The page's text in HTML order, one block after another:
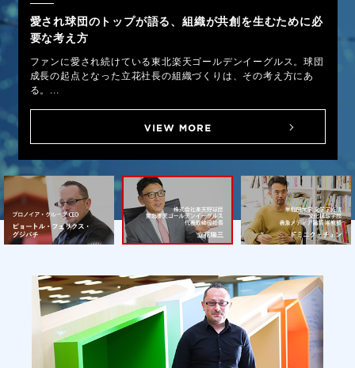
愛され球団のトップが語る、組織が共創を生むために必
要な考え方
ファンに愛され続けている東北楽天ゴールデンイーグルス。球団
成長の起点となった立花社長の組織づくりは、その考え方にあ
る。...